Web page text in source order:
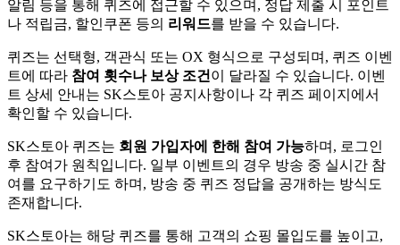
알림 등을 통해 퀴즈에 접근할 수 있으며, 정답 제출 시 포인트
나 적립금, 할인쿠폰 등의 리워드를 받을 수 있습니다.
퀴즈는 선택형, 객관식 또는 OX 형식으로 구성되며, 퀴즈 이벤
트에 따라 참여 횟수나 보상 조건 이 달라질 수 있습니다. 이벤
트 상세 안내는 SK스토아 공지사항이나 각 퀴즈 페이지에서
확인할 수 있습니다.
SK스토아 퀴즈는 회원 가입자에 한해 참여 가능하며, 로그인
후 참여가 원칙입니다. 일부 이벤트의 경우 방송 중 실시간 참
여를 요구하기도 하며, 방송 중 퀴즈 정답을 공개하는 방식도
존재합니다.
SK스토아는 해당 퀴즈를 통해 고객의 쇼핑 몰입도를 높이고,